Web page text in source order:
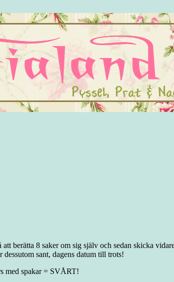
berätta 8 saker om sig själv och sedan skicka
sant, dagens datum till trots!
med spakar = SVÅRT!